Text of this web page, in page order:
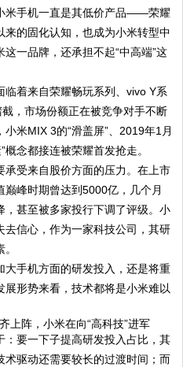
米手机一直是其低价产品——荣耀
的固化认知，也成为小米转型中
一品牌，还承担不起“中高端”这
临着来自荣耀畅玩系列、vivo Y系
，市场份额正在被竞争对手不断
米MIX 3的“滑盖屏”、2019年1月
念都接连被荣耀首发抢走。
承受来自股价方面的压力。在上市
峰时期曾达到5000亿，几个月
，甚至被多家投行下调了评级。小
信心，作为一家科技公司，其研
大手机方面的研发投入，还是将重
形势来看，技术都将是小米难以
上阵，小米在向“高科技”进军
：要一下子提高研发投入占比，其
驱动还需要较长的过渡时间；而